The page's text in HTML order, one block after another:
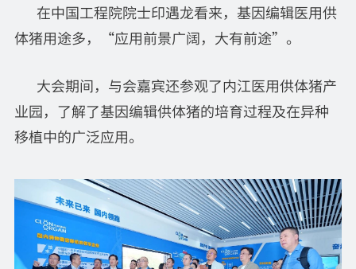
在中国工程院院士印遇龙看来，基因编辑医用供
体猪用途多，“应用前景广阔，大有前途”。
大会期间，与会嘉宾还参观了内江医用供体猪产
业园，了解了基因编辑供体猪的培育过程及在异种
移植中的广泛应用。